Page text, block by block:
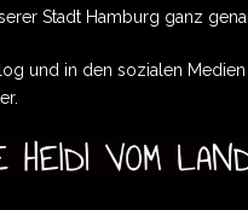
Stadt Hamburg ganz
und in den sozialen